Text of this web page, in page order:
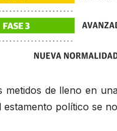
metidos de lleno en
estamento político se